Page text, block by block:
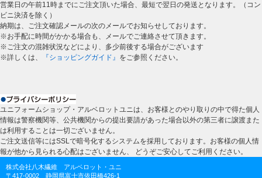
営業日の午前11時までにご注文頂いた場合、最短で翌日の発送となります。（コン
ビニ決済を除く）
納期は、ご注文確認メールの次のメールでお知らせしております。
※お手配に時間がかかる場合も、メールでご連絡させて頂きます。
※ご注文の混雑状況などにより、多少前後する場合がございます
※詳しくは、
『ショッピングガイド』 をご参照ください。
ユニフォームショップ・アルベロットユニは、お客様とのやり取りの中で得た個人
情報は警察機関等、公共機関からの提出要請があった場合以外の第三者に譲渡また
は利用することは一切ございません。
ご注文送信等にはSSLで暗号化するシステムを採用しております。お客様の個人情
報が他から見られる心配はございません、 どうぞご安心してご利用ください。
株式会社八木繊維 アルベロット・ユニ
〒417-0002 静岡県富士市依田橋426-1